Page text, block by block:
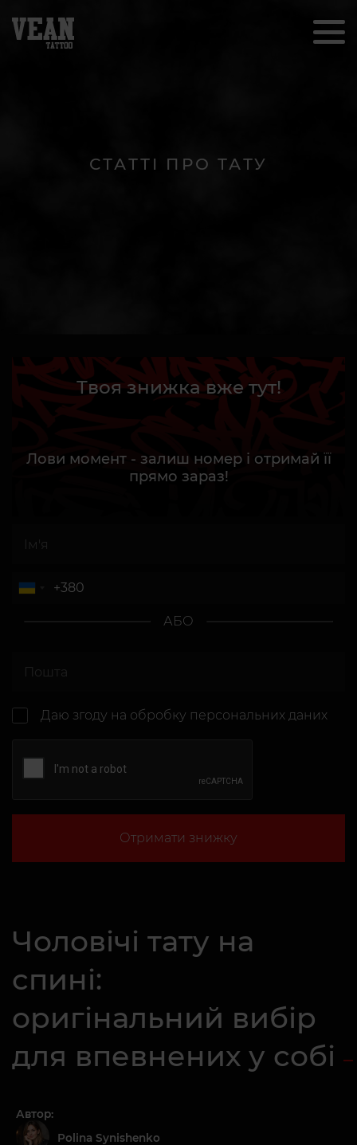
СТАТТІ ПРО ТАТУ
Твоя знижка вже тут!
Лови момент - залиш номер і отримай її
прямо зараз!
АБО
Даю згоду на обробку персональних даних
Отримати знижку
Чоловічі тату на
спині:
оригінальний вибір
для впевнених у собі
Автор:
Polina Synishenko